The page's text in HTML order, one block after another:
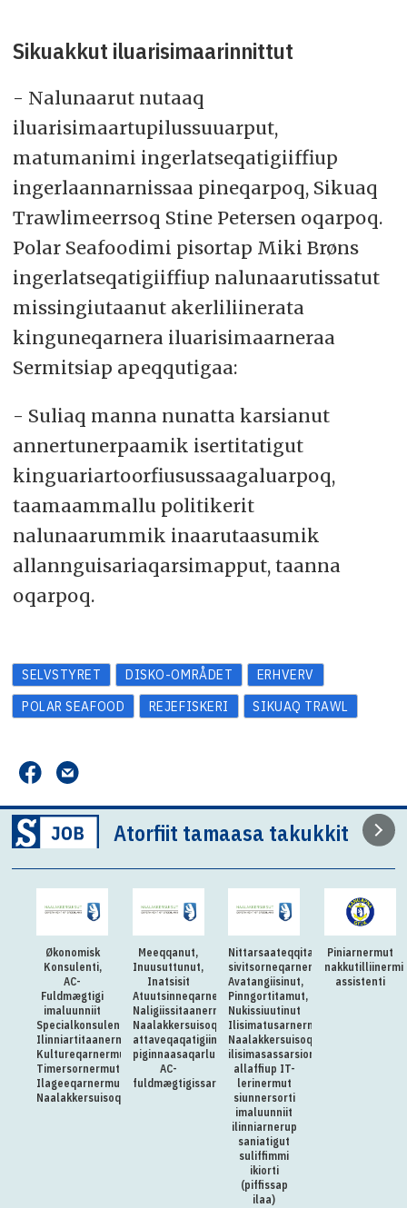
Sikuakkut iluarisimaarinnittut
- Nalunaarut nutaaq
iluarisimaartupilussuuarput,
matumanimi ingerlatseqatigiiffiup
ingerlaannarnissaa pineqarpoq, Sikuaq
Trawlimeerrsoq Stine Petersen oqarpoq.
Polar Seafoodimi pisortap Miki Brøns
ingerlatseqatigiiffiup nalunaarutissatut
missingiutaanut akerliliinerata
kinguneqarnera iluarisimaarneraa
Sermitsiap apeqqutigaa:
- Suliaq manna nunatta karsianut
annertunerpaamik isertitatigut
kinguariartoorfiusussaagaluarpoq,
taamaammallu politikerit
nalunaarummik inaarutaasumik
allannguisariaqarsimapput, taanna
oqarpoq.
SELVSTYRET DISKO-OMRÅDET
ERHVERV
POLAR SEAFOOD
REJEFISKERI SIKUAQ TRAWL
Atorfiit tamaasa takukkit
Økonomisk
Konsulenti,
AC-
Fuldmægtigi
imaluunniit
Specialkonsulenti
Ilinniartitaanermut,
Kultureqarnermut,
Timersornermut
Ilageeqarnermullu
Naalakkersuisoqarfimmut
Meeqqanut,
Inuusuttunut,
Inatsisit
Atuutsinneqarnerannut
Naligiissitaanermullu
Naalakkersuisoqarfik
attaveqaqatigiinnermut
piginnaasaqarluartumik
AC-
fuldmægtigissarsiorpoq
Nittarsaateqqitaq:Killiliussap
sivitsorneqarnera:
Avatangiisinut,
Pinngortitamut,
Nukissiuutinut
Ilisimatusarnermullu
Naalakkersuisoqarfimmi
ilisimasassarsiornermut
allaffiup IT-
lerinermut
siunnersorti
imaluunniit
ilinniarnerup
saniatigut
suliffimmi
ikiorti
(piffissap
ilaa)
Piniarnermut
nakkutilliinermi
assistenti